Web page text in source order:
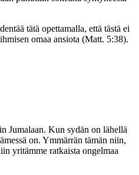
tätä opettamalla, että tästä ei
omaa ansiota (Matt. 5:38).
Jumalaan. Kun sydän on lähellä
on. Ymmärrän tämän niin,
yritämme ratkaista ongelmaa